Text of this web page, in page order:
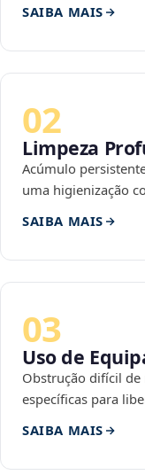
SAIBA MAIS
02
Limpeza
Acúmulo
uma higienização
SAIBA MAIS
03
Uso de
Obstrução difícil
específicas para
SAIBA MAIS